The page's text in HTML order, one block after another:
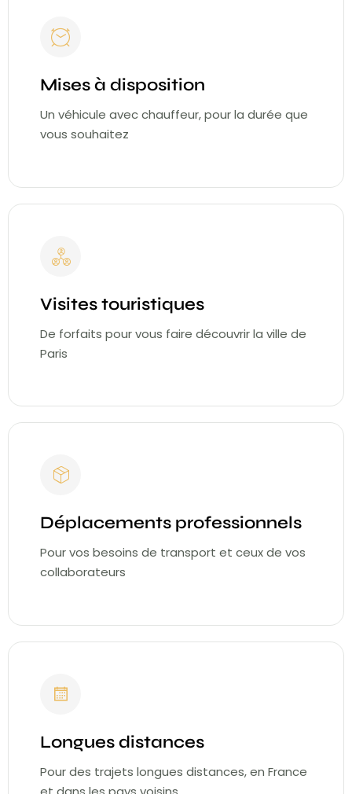
Mises à disposition
Un véhicule avec chauffeur, pour la durée que
vous souhaitez
Visites touristiques
De forfaits pour vous faire découvrir la ville de
Paris
Déplacements professionnels
Pour vos besoins de transport et ceux de vos
collaborateurs
Longues distances
Pour des trajets longues distances, en France